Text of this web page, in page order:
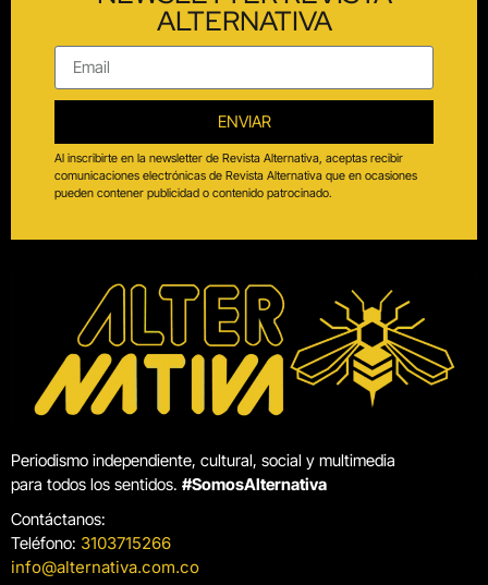
ALTERNATIVA
ENVIAR
Al inscribirte en la newsletter de Revista Alternativa, aceptas recibir
comunicaciones electrónicas de Revista Alternativa que en ocasiones
pueden contener publicidad o contenido patrocinado.
Periodismo independiente, cultural, social y multimedia
para todos los sentidos. #SomosAlternativa
Contáctanos:
Teléfono: 3103715266
info@alternativa.com.co